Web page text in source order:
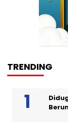
TRENDING